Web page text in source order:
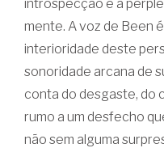
introspecção e a
mente. A voz de Been
interioridade deste
sonoridade arcana de
conta do desgaste, do
rumo a um desfecho
não sem alguma